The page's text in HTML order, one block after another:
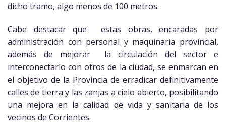
dicho tramo, algo menos de 100 metros.
Cabe destacar que estas obras, encaradas por
administración con personal y maquinaria provincial,
además de mejorar la circulación del sector e
interconectarlo con otros de la ciudad, se enmarcan en
el objetivo de la Provincia de erradicar definitivamente
calles de tierra y las zanjas a cielo abierto, posibilitando
una mejora en la calidad de vida y sanitaria de los
vecinos de Corrientes.